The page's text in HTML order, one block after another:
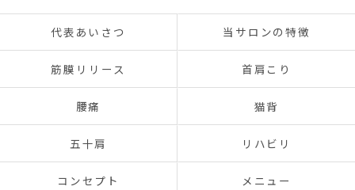
代表あいさつ 当サロンの特徴
筋膜リリース 首肩こり
腰痛 猫背
五十肩 リハビリ
コンセプト メニュー